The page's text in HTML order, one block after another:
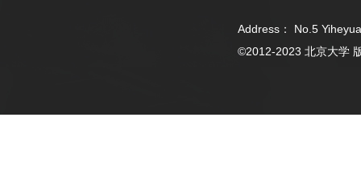
Address： No.5
©2012-2023 北京大学